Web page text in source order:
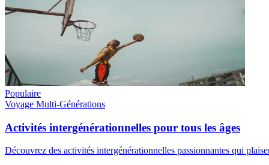
Populaire
Voyage Multi-Générations
Activités intergénérationnelles pour tous les âges
Découvrez des activités intergénérationnelles passionnantes qui